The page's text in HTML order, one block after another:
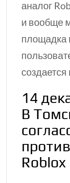
аналог
и вообще
площадка
создается
14
В
Roblox